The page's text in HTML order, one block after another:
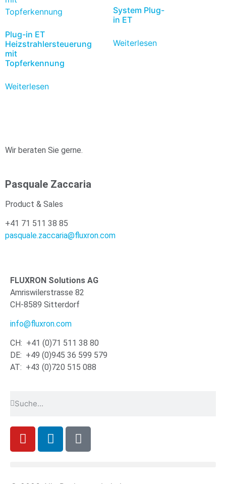
Plug-in ET
Heizstrahlersteuerung
mit
Topferkennung
Weiterlesen
System Plug-
in ET
Weiterlesen
Wir beraten Sie gerne.
Pasquale Zaccaria
Product & Sales
+41 71 511 38 85
pasquale.zaccaria@fluxron.com
FLUXRON Solutions AG
Amriswilerstrasse 82
CH-8589 Sitterdorf
info@fluxron.com
CH: +41 (0)71 511 38 80
DE: +49 (0)945 36 599 579
AT: +43 (0)720 515 088